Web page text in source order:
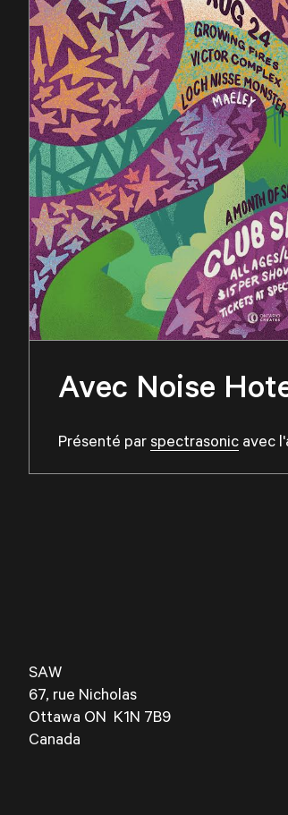
Avec Noise
Présenté par spectrasonic avec
SAW
67, rue Nicholas
Ottawa ON K1N 7B9
Canada